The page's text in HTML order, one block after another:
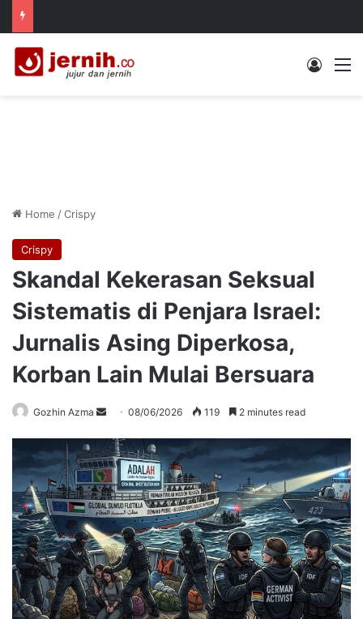
Log In
Home /Crispy
Crispy
Skandal Kekerasan Seksual
Sistematis di Penjara Israel:
Jurnalis Asing Diperkosa,
Korban Lain Mulai Bersuara
Gozhin Azma
Send
email
08/06/2026 119 2 minutes read